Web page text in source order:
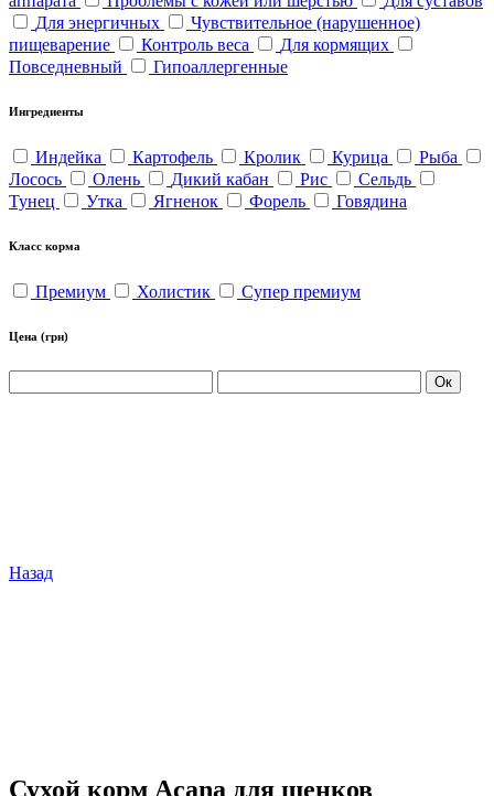
Для энергичных
Чувствительное (нарушенное)
пищеварение
Контроль веса
Для кормящих
Повседневный
Гипоаллергенные
Ингредиенты
Индейка Картофель Кролик Курица
Рыба
Лосось
Олень Дикий кабан Рис
Сельдь
Тунец
Утка Ягненок Форель Говядина
Класс корма
Премиум Холистик Супер премиум
Цена (грн)
Ок
Назад
Сухой корм Acana для щенков